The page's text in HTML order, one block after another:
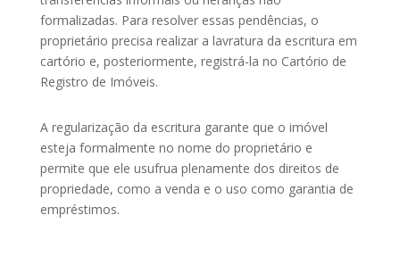
formalizadas. Para resolver essas pendências, o
proprietário precisa realizar a lavratura da escritura em
cartório e, posteriormente, registrá-la no Cartório de
Registro de Imóveis.
A regularização da escritura garante que o imóvel
esteja formalmente no nome do proprietário e
permite que ele usufrua plenamente dos direitos de
propriedade, como a venda e o uso como garantia de
empréstimos.